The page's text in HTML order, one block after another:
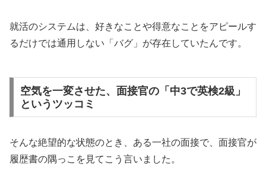
就活のシステムは、好きなことや得意なことをアピールす
るだけでは通用しない「バグ」が存在していたんです。
空気を一変させた、面接官の「中3で英検2級」
というツッコミ
そんな絶望的な状態のとき、ある一社の面接で、面接官が
履歴書の隅っこを見てこう言いました。